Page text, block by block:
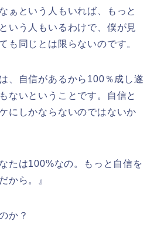
ぁという人もいれば、もっと
いう人もいるわけで、僕が見
も同じとは限らないのです。
、自信があるから100％成し遂
ないということです。自信と
にしかならないのではないか
たは100%なの。もっと自信を
から。』
か？